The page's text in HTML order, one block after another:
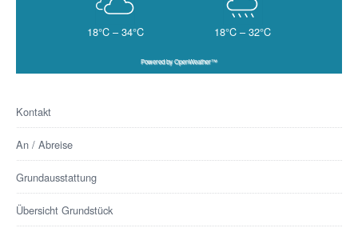
18°C – 34°C 18°C – 32°C
Powered by OpenWeather™
Kontakt
An / Abreise
Grundausstattung
Übersicht Grundstück